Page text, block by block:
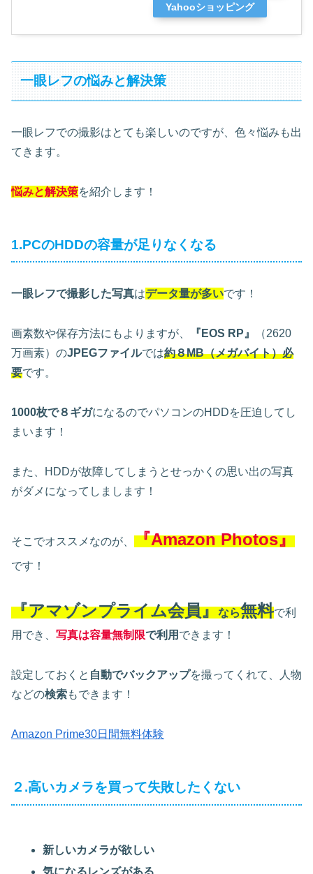
Yahooショッピング
一眼レフの悩みと解決策
一眼レフでの撮影はとても楽しいのですが、色々悩みも出
てきます。
悩みと解決策を紹介します！
1.PCのHDDの容量が足りなくなる
一眼レフで撮影した写真はデータ量が多いです！
画素数や保存方法にもよりますが、 『EOS RP』
（2620
万画素）のJPEGファイルでは約８MB（メガバイト）必
要です。
1000枚で８ギガになるのでパソコンのHDDを圧迫してし
まいます！
また、HDDが故障してしまうとせっかくの思い出の写真
がダメになってしまします！
そこでオススメなのが、 『Amazon Photos』
です！
『アマゾンプライム会員』なら無料で利
用でき、 写真は容量無制限で利用 できます！
設定しておくと 自動でバックアップを撮ってくれて、人物
などの検索もできます！
Amazon Prime30日間無料体験
２.高いカメラを買って失敗したくない
新しいカメラが欲しい
気になるレンズがある